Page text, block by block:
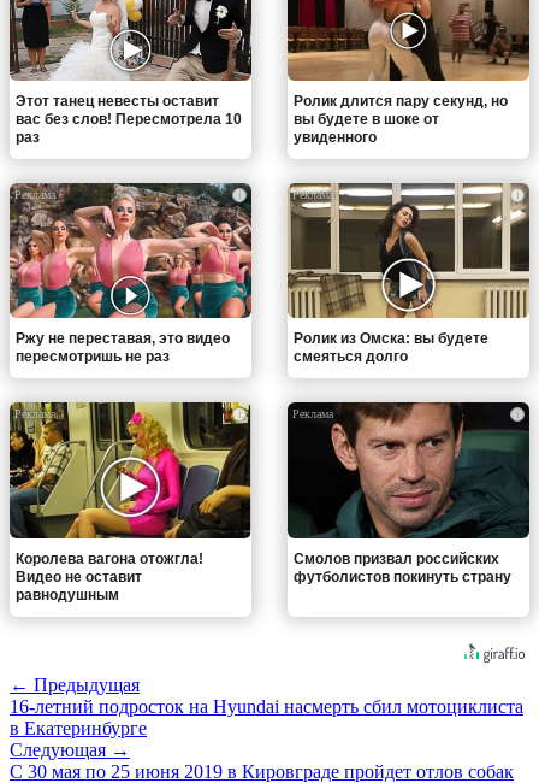
Этот танец невесты оставит
вас без слов! Пересмотрела 10
раз
Ролик длится пару секунд, но
вы будете в шоке от
увиденного
i
Ржу не переставая, это видео
пересмотришь не раз
i
Ролик из Омска: вы будете
смеяться долго
i
Королева вагона отожгла!
Видео не оставит
равнодушным
i
Смолов призвал российских
футболистов покинуть страну
← Предыдущая
16-летний подросток на Hyundai насмерть сбил мотоциклиста
в Екатеринбурге
Следующая →
С 30 мая по 25 июня 2019 в Кировграде пройдет отлов собак